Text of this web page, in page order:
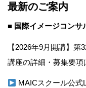
最新のご案内
■ 国際イメージコンサ
【2026年9月開講】第
講座の詳細・募集要項
MAICスクール公式